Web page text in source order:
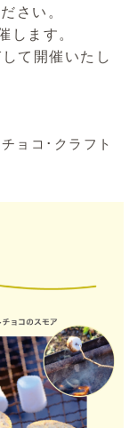
さい。
します。
て開催いたし
ョコ･クラフト